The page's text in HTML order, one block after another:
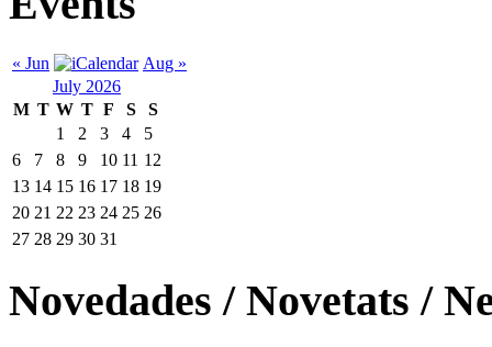
« Jun
Aug »
July 2026
M T W T F S
S
1
2 3 4
5
6
7 8 9 10 11 12
13 14 15 16 17 18 19
20 21 22 23 24 25 26
27 28 29 30 31
Novedades / Novetats /